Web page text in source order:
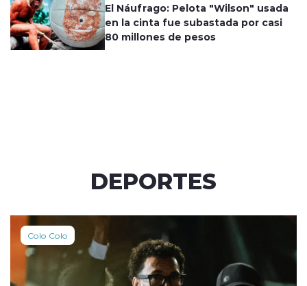
El Náufrago: Pelota "Wilson" usada
en la cinta fue subastada por casi
80 millones de pesos
DEPORTES
Colo Colo